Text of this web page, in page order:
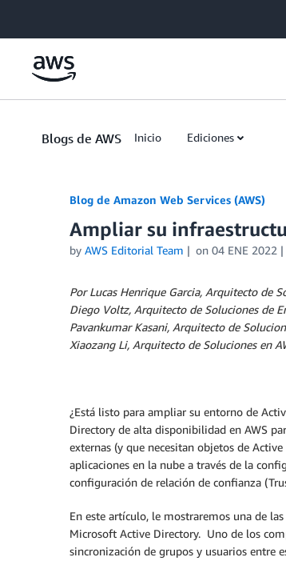
Blogs de AWS Inicio Ediciones
Blog de Amazon Web Services (AWS)
Ampliar su
by AWS Editorial Team on 04 ENE 2022
Por Lucas Henrique Garcia, Arquitecto de
Diego Voltz, Arquitecto de Soluciones de
Pavankumar Kasani, Arquitecto de
Xiaozang Li, Arquitecto de Soluciones en
¿Está listo para ampliar su entorno de
Directory de alta disponibilidad en AWS
externas (y que necesitan objetos de
aplicaciones en la nube a través de la
configuración de relación de confianza
En este artículo, le mostraremos una de
Microsoft Active Directory. Uno de los
sincronización de grupos y usuarios entre